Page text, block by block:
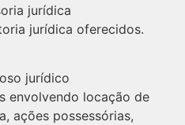
jurídica
jurídica oferecidos.
jurídico
envolvendo locação de
ações possessórias,